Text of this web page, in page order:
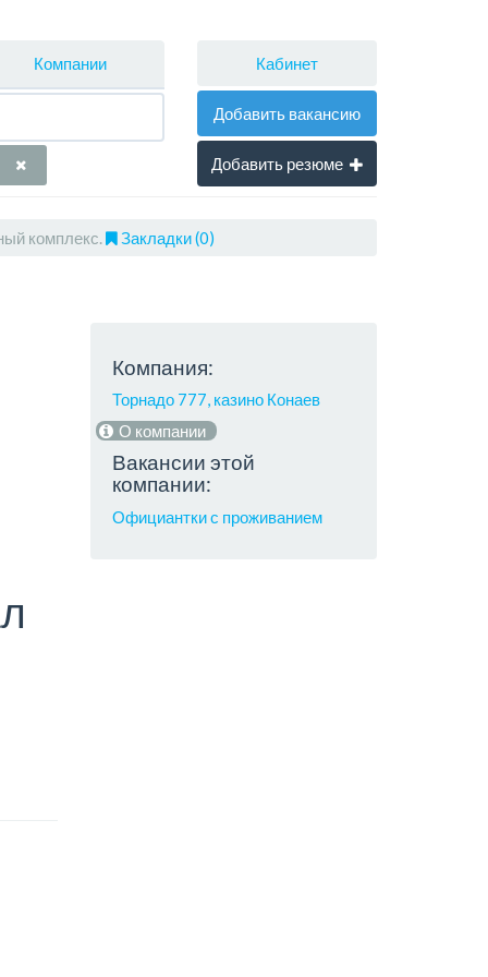
Компании Кабинет
Добавить вакансию
Добавить резюме
комплекс. Закладки (0)
Компания:
Торнадо 777, казино Конаев
О компании
Вакансии этой
компании:
Официантки с проживанием